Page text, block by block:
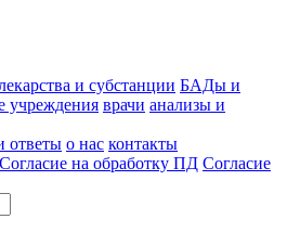
и субстанции БАДы и
учреждения врачи анализы и
ответы о нас контакты
Согласие на обработку ПД Согласие